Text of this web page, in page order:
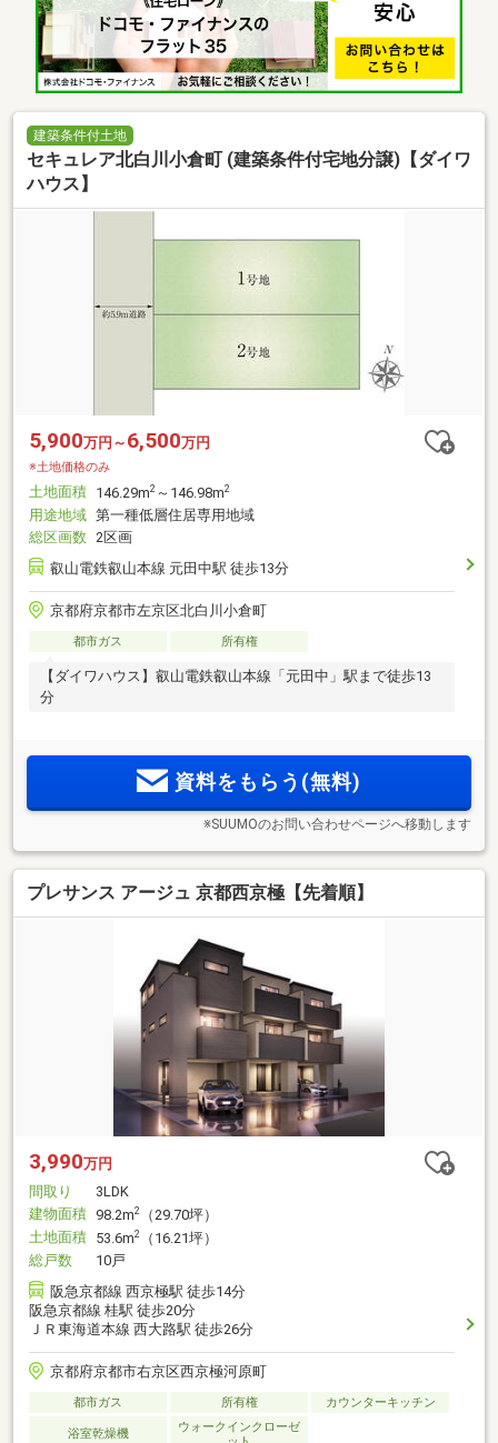
建築条件付土地
セキュレア北白川小倉町 (建築条件付宅地分譲)【ダイワ
ハウス】
5,900万円～ 6,500万円
※土地価格のみ
土地面積 146.29m2 ～146.98m2
用途地域 第一種低層住居専用地域
総区画数 2区画
叡山電鉄叡山本線 元田中駅 徒歩13分
京都府京都市左京区北白川小倉町
都市ガス 所有権
【ダイワハウス】叡山電鉄叡山本線「元田中」駅まで徒歩13
分
資料をもらう(無料)
※SUUMOのお問い合わせページへ移動します
プレサンス アージュ 京都西京極【先着順】
3,990万円
間取り
3LDK
建物面積 98.2m2
（29.70坪）
土地面積 53.6m2
（16.21坪）
総戸数
10戸
阪急京都線 西京極駅 徒歩14分
阪急京都線 桂駅 徒歩20分
ＪＲ東海道本線 西大路駅 徒歩26分
京都府京都市右京区西京極河原町
都市ガス 所有権 カウンターキッチン
浴室乾燥機
ウォークインクローゼ